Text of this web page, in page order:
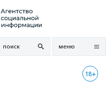
поиск меню
18+